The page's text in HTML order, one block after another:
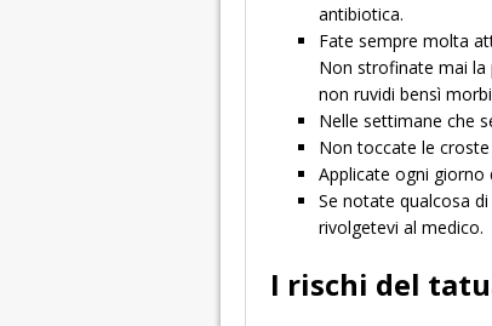
antibiotica.
Fate sempre molta
Non strofinate mai la
non ruvidi bensì
Nelle settimane che
Non toccate le
Applicate ogni giorno
Se notate qualcosa
rivolgetevi al medico.
I rischi del